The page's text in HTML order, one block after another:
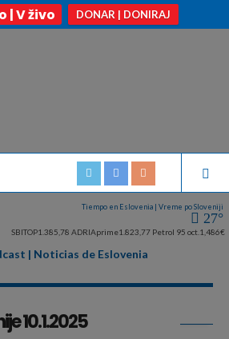
| V živo DONAR | DONIRAJ
Tiempo en Eslovenia | Vreme po Sloveniji
27°
SBITOP1.385,78 ADRIAprime1.823,77 Petrol 95 oct. 1,486€
| Noticias de Eslovenia
10.1.2025